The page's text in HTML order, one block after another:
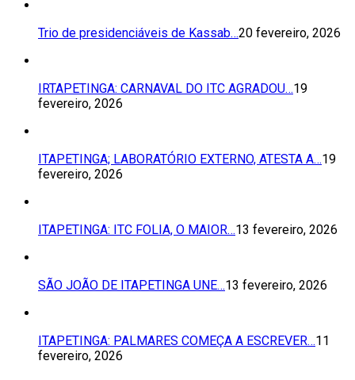
Trio de presidenciáveis de Kassab…20 fevereiro, 2026
IRTAPETINGA: CARNAVAL DO ITC AGRADOU…19
fevereiro, 2026
ITAPETINGA; LABORATÓRIO EXTERNO, ATESTA A…19
fevereiro, 2026
ITAPETINGA: ITC FOLIA, O MAIOR…13 fevereiro, 2026
SÃO JOÃO DE ITAPETINGA UNE…13 fevereiro, 2026
ITAPETINGA: PALMARES COMEÇA A ESCREVER…11
fevereiro, 2026